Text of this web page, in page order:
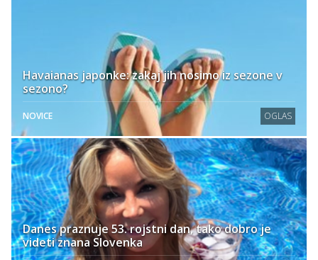
Havaianas japonke: zakaj jih nosimo iz sezone v
sezono?
NOVICE OGLAS
Danes praznuje 53. rojstni dan, tako dobro je
videti znana Slovenka